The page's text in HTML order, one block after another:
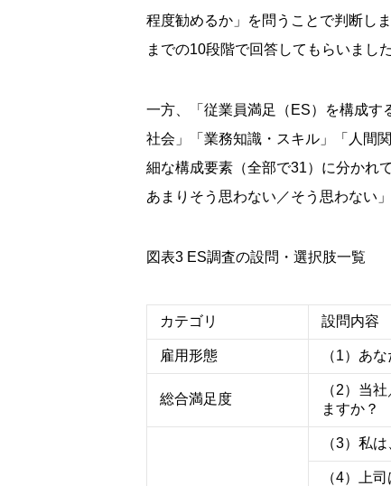
程度勧めるか」を問うことで判断し
までの10段階で回答してもらいました
一方、「従業員満足（ES）を構成す
社会」「業務知識・スキル」「人間
細な構成要素（全部で31）に分かれ
あまりそう思わない／そう思わない
図表3 ES調査の設問・選択肢一覧
カテゴリ 設問内容
雇用形態 （1）あ
総合満足度
（2）当
ますか？
（3）私
（4）上